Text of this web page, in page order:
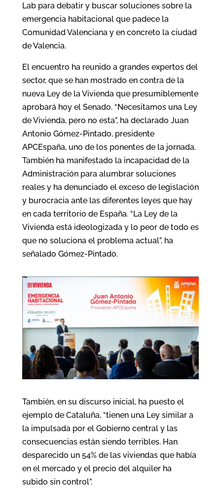
Lab para debatir y buscar soluciones sobre la
emergencia habitacional que padece la
Comunidad Valenciana y en concreto la ciudad
de Valencia.
El encuentro ha reunido a grandes expertos del
sector, que se han mostrado en contra de la
nueva Ley de la Vivienda que presumiblemente
aprobará hoy el Senado. “Necesitamos una Ley
de Vivienda, pero no esta”, ha declarado Juan
Antonio Gómez-Pintado, presidente
APCEspaña, uno de los ponentes de la jornada.
También ha manifestado la incapacidad de la
Administración para alumbrar soluciones
reales y ha denunciado el exceso de legislación
y burocracia ante las diferentes leyes que hay
en cada territorio de España. “La Ley de la
Vivienda está ideologizada y lo peor de todo es
que no soluciona el problema actual”, ha
señalado Gómez-Pintado.
También, en su discurso inicial, ha puesto el
ejemplo de Cataluña, “tienen una Ley similar a
la impulsada por el Gobierno central y las
consecuencias están siendo terribles. Han
desparecido un 54% de las viviendas que había
en el mercado y el precio del alquiler ha
subido sin control”.